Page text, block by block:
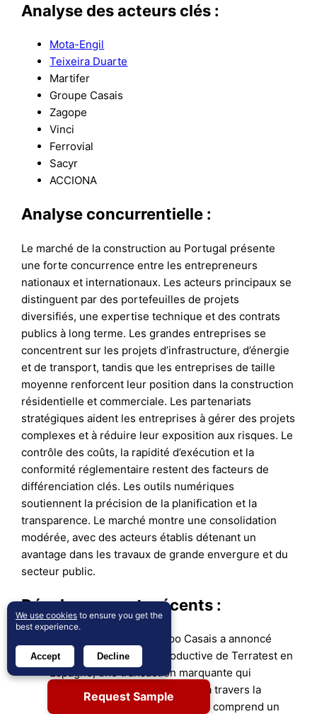
Analyse des acteurs clés :
Mota-Engil
Teixeira Duarte
Martifer
Groupe Casais
Zagope
Vinci
Ferrovial
Sacyr
ACCIONA
Analyse concurrentielle :
Le marché de la construction au Portugal présente
une forte concurrence entre les entrepreneurs
nationaux et internationaux. Les acteurs principaux se
distinguent par des portefeuilles de projets
diversifiés, une expertise technique et des contrats
publics à long terme. Les grandes entreprises se
concentrent sur les projets d’infrastructure, d’énergie
et de transport, tandis que les entreprises de taille
moyenne renforcent leur position dans la construction
résidentielle et commerciale. Les partenariats
stratégiques aident les entreprises à gérer des projets
complexes et à réduire leur exposition aux risques. Le
contrôle des coûts, la rapidité d’exécution et la
conformité réglementaire restent des facteurs de
différenciation clés. Les outils numériques
soutiennent la précision de la planification et la
transparence. Le marché montre une consolidation
modérée, avec des acteurs établis détenant un
avantage dans les travaux de grande envergure et du
secteur public.
Développements récents :
En décembre 2025, Grupo Casais a annoncé
l’acquisition de l’unité productive de Terratest en
Espagne, une transaction marquante qui
renforce la capacité du groupe à travers la
péninsule ibérique. L’acquisition comprend un
Request Sample
We use cookies to ensure you get the
best experience.
Accept Decline